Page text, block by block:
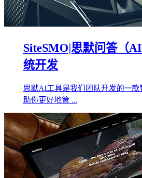
SiteSMO|思默问答（
统开发
思默AI工具是我们团队开发的一
助你更好地管 ...